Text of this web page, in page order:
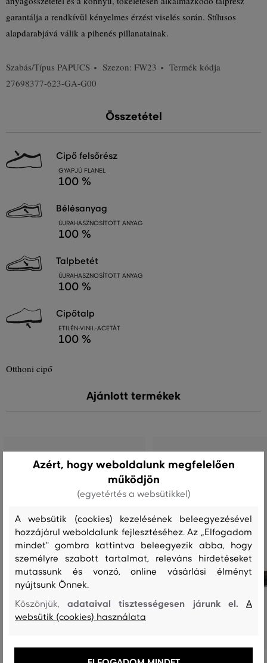
garantálja a rendkívül kényelmes érzést viselés során. Stílusos
alapdarabjává válik a pihenés pillanatainak.
Szabás/Típus PAPUCS Szezon: FW23
Termék kódja
27698377-623-GA-G00
Összetétel
cipő felsőrész
GYAPJÚ FLANEL
100 %
bélésanyag
ÚJRAHASZNOSÍTOTT ANYAG
100 %
talpbetét
ÚJRAHASZNOSÍTOTT ANYAG
100 %
cipőtalp
ETILÉN-VINIL-ACETÁT
100 %
Otthoni cipő
Ajánlott termékek
Azért, hogy weboldalunk megfelelően
működjön
(egyetértés a websütikkel)
A websütik (cookies) kezelésének beleegyezésével
hozzájárul weboldalunk fejlesztéséhez. Az „Elfogadom
mindet" gombra kattintva beleegyezik abba, hogy
személyre szabott tartalmat, releváns hirdetéseket
mutassunk és vonzó, online vásárlási élményt
nyújtsunk Önnek.
Köszönjük,adataival tisztességesen járunk el.A
websütik (cookies) használata